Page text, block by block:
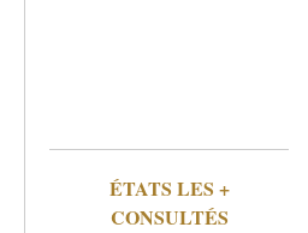
ÉTATS LES +
CONSULTÉS